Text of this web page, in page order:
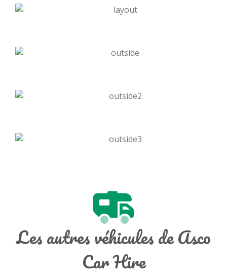
Les autres véhicules de Asco
Car Hire